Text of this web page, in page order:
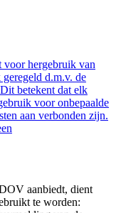
voor hergebruik van
d.m.v. de
betekent dat elk
voor onbepaalde
aan verbonden zijn.
aanbiedt, dient
te worden: